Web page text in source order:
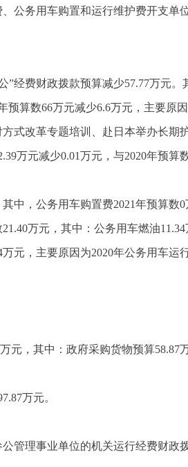
公务用车购置和运行维护费开支
”经费财政拨款预算减少57.77万元。
预算数66万元减少6.6万元，主要原
式改革专题培训、赴日本举办长期
万元减少0.01万元，与2020年预
中，公务用车购置费2021年预算数
万元，其中：公务用车燃油
元，主要原因为2020年公务用车
元，其中：政府采购货物预算58.87
万元。
管理事业单位的机关运行经费财政拨